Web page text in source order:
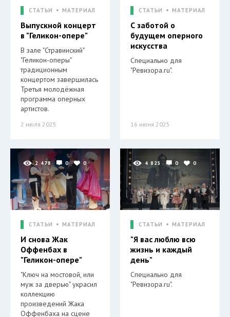
СТАТЬИ МАТЕРИАЛ
Выпускной концерт
в "Геликон-опере"
В зале "Стравинский"
"Геликон-оперы"
традиционным
концертом завершилась
Третья молодёжная
программа оперных
артистов.
2 июля 2025
СТАТЬИ МАТЕРИАЛ
С заботой о
будущем оперного
искусства
Специально для
"Ревизора.ru".
16 июня 2025
2 478 0 0
СТАТЬИ МАТЕРИАЛ
И снова Жак
Оффенбах в
"Геликон-опере"
"Ключ на мостовой, или
муж за дверью" украсил
коллекцию
произведений Жака
Оффенбаха на сцене
4 825 0 0
СТАТЬИ МАТЕРИАЛ
"Я вас люблю всю
жизнь и каждый
день"
Специально для
"Ревизора.ru".